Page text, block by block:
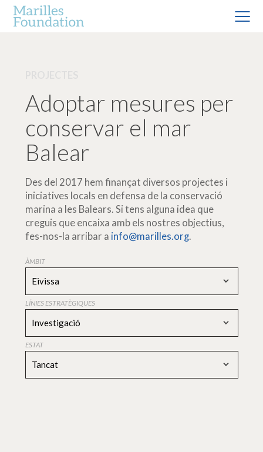
Adoptar mesures per
conservar el mar
Balear
Des del 2017 hem finançat diversos projectes i
iniciatives locals en defensa de la conservació
marina a les Balears. Si tens alguna idea que
creguis que encaixa amb els nostres objectius,
fes-nos-la arribar a info@marilles.org.
ÀMBIT
Eivissa
LÍNIES ESTRATÈGIQUES
Investigació
ESTAT
Tancat